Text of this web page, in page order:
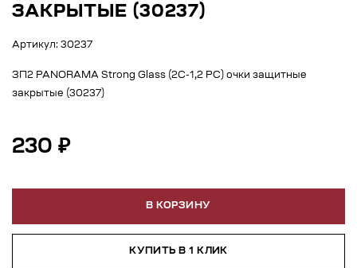
ЗАКРЫТЫЕ (30237)
Артикул: 30237
ЗП2 PANORAMA Strong Glass (2С-1,2 РС) очки защитные
закрытые (30237)
230 ₽
В КОРЗИНУ
КУПИТЬ В 1 КЛИК